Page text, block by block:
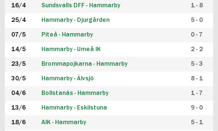
16/4 Sundsvalls DFF - Hammarby 1 - 8
25/4 Hammarby - Djurgården 5 - 0
07/5 Piteå - Hammarby 0 - 7
14/5 Hammarby - Umeå IK 2 - 2
23/5 Brommapojkarna - Hammarby 5 - 3
30/5 Hammarby - Älvsjö 8 - 1
04/6 Bollstanäs - Hammarby 1 - 7
13/6 Hammarby - Eskilstuna 9 - 0
18/6 AIK - Hammarby 5 - 1